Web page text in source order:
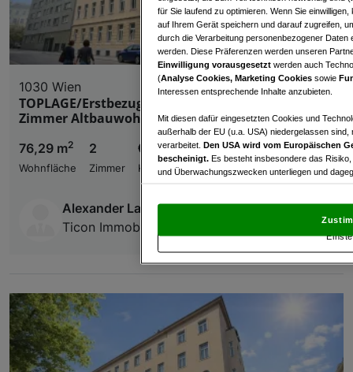
1030 Wien
TOPLAGE/Erstbezug/Baubeginn - Schöne 2
Zimmer Altbauwohnung (Top 11)
76,29 m2
Wohnfläche
2
Zimmer
€ 542.000,00
Kaufpreis
Alexander Lafenthaler
Ticon Immobilienservice
für Sie laufend zu optimieren. Wenn Sie
auf Ihrem Gerät speichern und darauf zugreifen,
durch die Verarbeitung personenbezogener
werden. Diese Präferenzen werden unseren
Einwilligung vorausgesetzt werden auch
(Analyse Cookies, Marketing Cookies sowie
Interessen entsprechende Inhalte anzubieten.
Mit diesen dafür eingesetzten Cookies und
außerhalb der EU (u.a. USA) niedergelassen
verarbeitet. Den USA wird vom Europäischen
bescheinigt. Es besteht insbesondere das
und Überwachungszwecken unterliegen und
und Widerspruch gegen die Verarbeitung auf der
„Cookie Einstellungen“, die sich auf jeder Seite
Verwendung genauer Standortdaten.
Zugriff auf Informationen auf einem Endgerät.
und der Performance von Inhalten,
Liste der Partner (Lieferanten)